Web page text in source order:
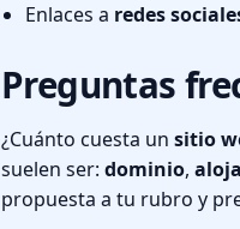
Enlaces a redes
Preguntas
¿Cuánto cuesta un sitio
suelen ser: dominio,
propuesta a tu rubro y